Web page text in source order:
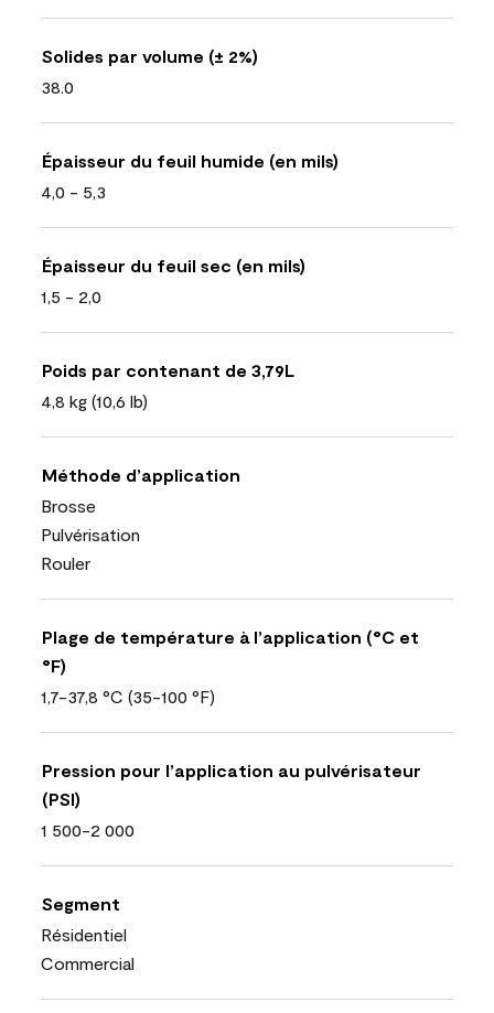
Solides par volume (± 2%)
38.0
Épaisseur du feuil humide (en mils)
4,0 - 5,3
Épaisseur du feuil sec (en mils)
1,5 - 2,0
Poids par contenant de 3,79L
4,8 kg (10,6 lb)
Méthode d’application
Brosse
Pulvérisation
Rouler
Plage de température à l’application (°C et
°F)
1,7-37,8 °C (35-100 °F)
Pression pour l’application au pulvérisateur
(PSI)
1 500-2 000
Segment
Résidentiel
Commercial